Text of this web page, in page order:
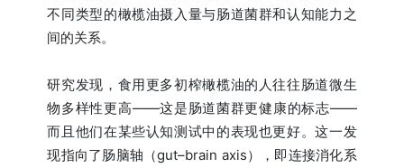
不同类型的橄榄油摄入量与肠道菌群和认知能力之
间的关系。
研究发现，食用更多初榨橄榄油的人往往肠道微生
物多样性更高——这是肠道菌群更健康的标志——
而且他们在某些认知测试中的表现也更好。这一发
现指向了肠脑轴（gut–brain axis），即连接消化系